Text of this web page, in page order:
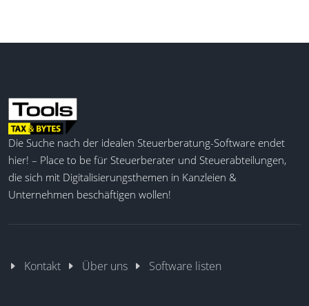
Die Suche nach der idealen Steuerberatung-Software endet
hier! – Place to be für Steuerberater und Steuerabteilungen,
die sich mit Digitalisierungsthemen in Kanzleien &
Unternehmen beschäftigen wollen!
Kontakt Über uns Software listen